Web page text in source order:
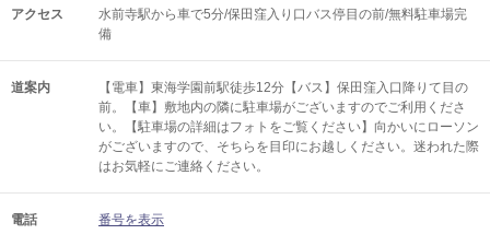
アクセス
水前寺駅から車で5分/保田窪入り口バス停目の前/無料駐車場完
備
道案内
【電車】東海学園前駅徒歩12分【バス】保田窪入口降りて目の
前。【車】敷地内の隣に駐車場がございますのでご利用くださ
い。【駐車場の詳細はフォトをご覧ください】向かいにローソン
がございますので、そちらを目印にお越しください。迷われた際
はお気軽にご連絡ください。
電話 番号を表示